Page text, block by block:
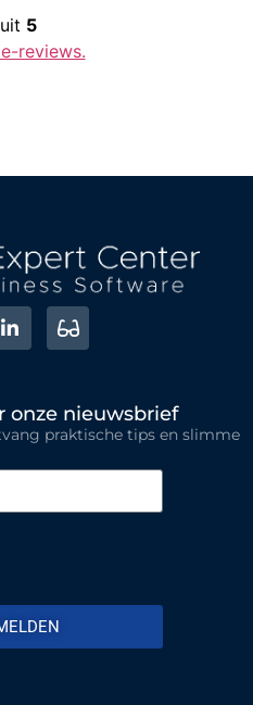
5
reviews.
onze nieuwsbrief
praktische tips en slimme